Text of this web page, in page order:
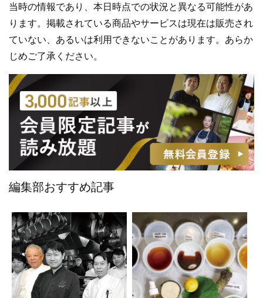
当時の情報であり、本日時点での状況と異なる可能性があ
ります。掲載されている商品やサービスは現在は販売され
ていない、あるいは利用できないことがあります。あらか
じめご了承ください。
編集部おすすめ記事